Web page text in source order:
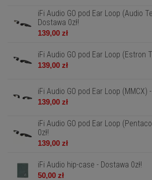
iFi Audio GO pod Ear Loop (Audio
Dostawa 0zł!
139,00 zł
iFi Audio GO pod Ear Loop (Estron
139,00 zł
iFi Audio GO pod Ear Loop (MMCX)
139,00 zł
iFi Audio GO pod Ear Loop
0zł!
139,00 zł
iFi Audio hip-case - Dostawa 0zł!
50,00 zł